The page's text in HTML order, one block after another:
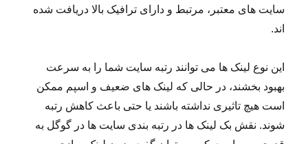
سایت های معتبر، مرتبط و دارای ترافیک بالا دریافت شده
اند.
این نوع لینک ها می توانند رتبه سایت شما را به سرعت
بهبود بخشند، در حالی که لینک های ضعیف و اسپم ممکن
است هیچ تاثیری نداشته باشند یا حتی باعث کاهش رتبه
شوند. نقش بک لینک ها در رتبه بندی سایت ها در گوگل به